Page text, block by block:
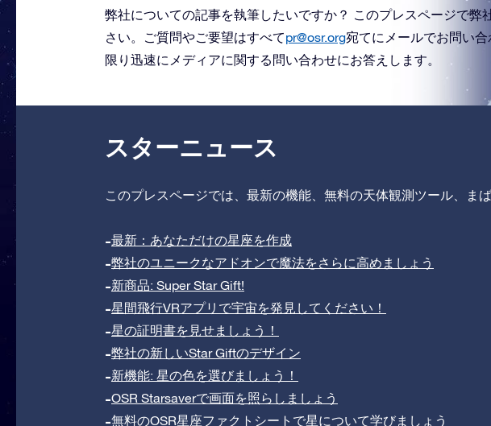
弊社についての記事を執筆したいですか？ このプレスページで
さい。ご質問やご要望はすべてpr@osr.org宛てにメールでお問い
限り迅速にメディアに関する問い合わせにお答えします。
スターニュース
このプレスページでは、最新の機能、無料の天体観測ツール、ま
最新：あなただけの星座を作成
弊社のユニークなアドオンで魔法をさらに高めましょう
新商品: Super Star Gift!
星間飛行VRアプリで宇宙を発見してください！
星の証明書を見せましょう！
弊社の新しいStar Giftのデザイン
新機能: 星の色を選びましょう！
OSR Starsaverで画面を照らしましょう
無料のOSR星座ファクトシートで星について学びましょう